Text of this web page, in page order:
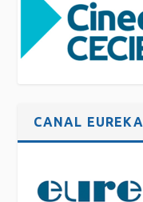
CANAL EUREKA